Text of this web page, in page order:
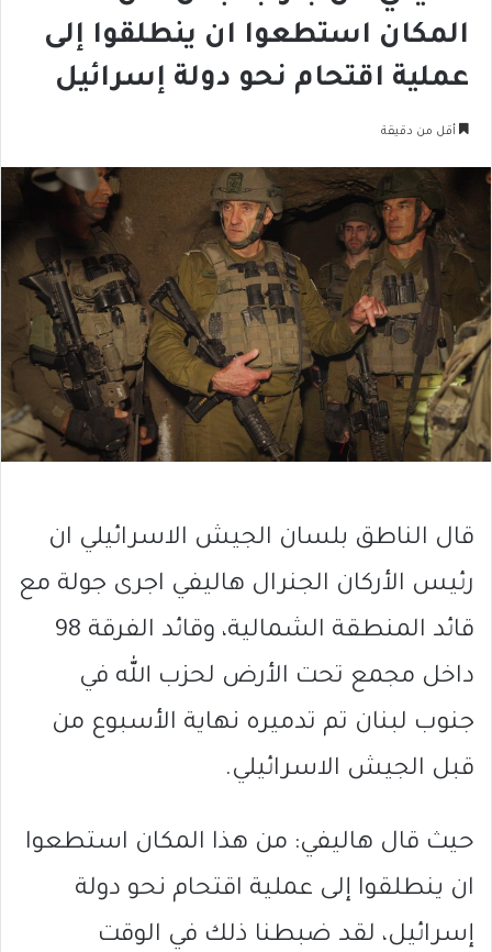
المكان استطعوا ان ينطلقوا إلى
عملية اقتحام نحو دولة إسرائيل
أقل من دقيقة
قال الناطق بلسان الجيش الاسرائيلي ان
رئيس الأركان الجنرال هاليفي اجرى جولة مع
قائد المنطقة الشمالية، وقائد الفرقة 98
داخل مجمع تحت الأرض لحزب الله في
جنوب لبنان تم تدميره نهاية الأسبوع من
قبل الجيش الاسرائيلي.
حيث قال هاليفي: من هذا المكان استطعوا
ان ينطلقوا إلى عملية اقتحام نحو دولة
إسرائيل، لقد ضبطنا ذلك في الوقت